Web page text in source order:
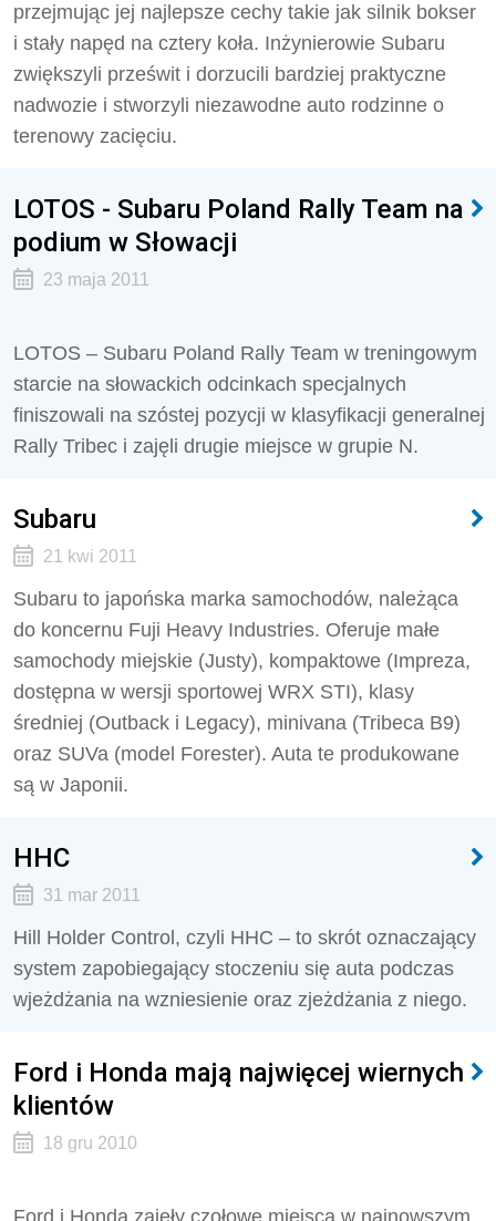
przejmując jej najlepsze cechy takie jak silnik bokser
i stały napęd na cztery koła. Inżynierowie Subaru
zwiększyli prześwit i dorzucili bardziej praktyczne
nadwozie i stworzyli niezawodne auto rodzinne o
terenowy zacięciu.
LOTOS - Subaru Poland Rally Team na
podium w Słowacji
23 maja 2011
LOTOS – Subaru Poland Rally Team w treningowym
starcie na słowackich odcinkach specjalnych
finiszowali na szóstej pozycji w klasyfikacji generalnej
Rally Tribec i zajęli drugie miejsce w grupie N.
Subaru
21 kwi 2011
Subaru to japońska marka samochodów, należąca
do koncernu Fuji Heavy Industries. Oferuje małe
samochody miejskie (Justy), kompaktowe (Impreza,
dostępna w wersji sportowej WRX STI), klasy
średniej (Outback i Legacy), minivana (Tribeca B9)
oraz SUVa (model Forester). Auta te produkowane
są w Japonii.
HHC
31 mar 2011
Hill Holder Control, czyli HHC – to skrót oznaczający
system zapobiegający stoczeniu się auta podczas
wjeżdżania na wzniesienie oraz zjeżdżania z niego.
Ford i Honda mają najwięcej wiernych
klientów
18 gru 2010
Ford i Honda zajęły czołowe miejsca w najnowszym